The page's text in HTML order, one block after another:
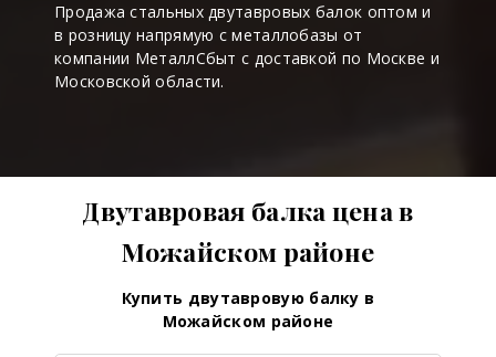
Продажа стальных двутавровых балок оптом и
в розницу напрямую с металлобазы от
компании МеталлСбыт с доставкой по Москве и
Московской области.
Двутавровая балка цена в
Можайском районе
Купить двутавровую балку в
Можайском районе